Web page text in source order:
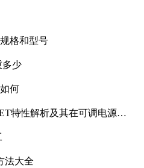
格和型号
多少
何
特性解析及其在可调电源设
法大全